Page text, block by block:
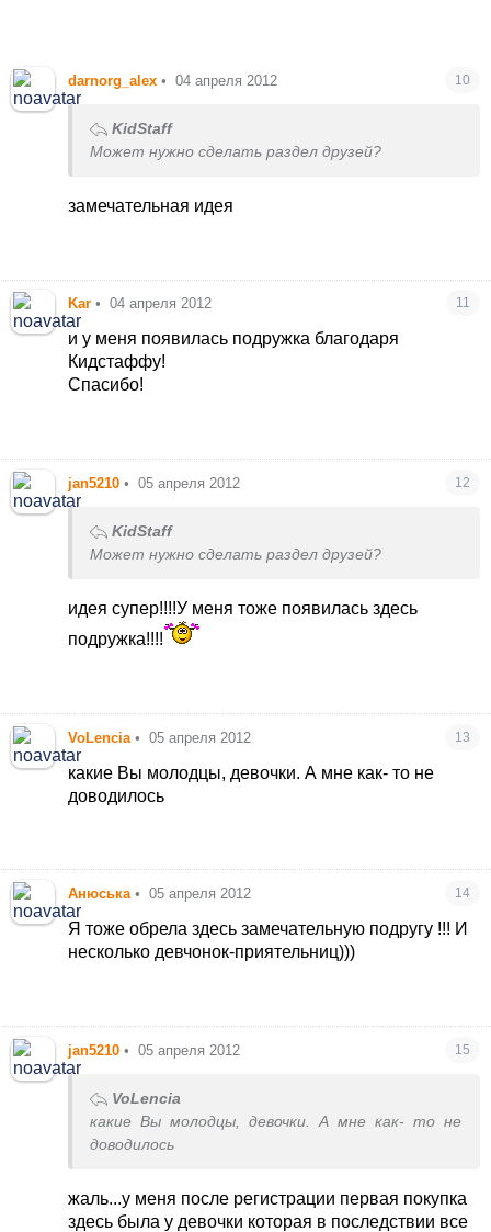
darnorg_alex • 04 апреля 2012 10
KidStaff
Может нужно сделать раздел друзей?
замечательная идея
Kar • 04 апреля 2012 11
и у меня появилась подружка благодаря
Кидстаффу!
Спасибо!
jan5210 • 05 апреля 2012 12
KidStaff
Может нужно сделать раздел друзей?
идея супер!!!!У меня тоже появилась здесь
подружка!!!!
VoLencia • 05 апреля 2012 13
какие Вы молодцы, девочки. А мне как- то не
доводилось
Анюська • 05 апреля 2012 14
Я тоже обрела здесь замечательную подругу !!! И
несколько девчонок-приятельниц)))
jan5210 • 05 апреля 2012 15
VoLencia
какие Вы молодцы, девочки. А мне как- то не
доводилось
жаль...у меня после регистрации первая покупка
здесь была у девочки которая в последствии все